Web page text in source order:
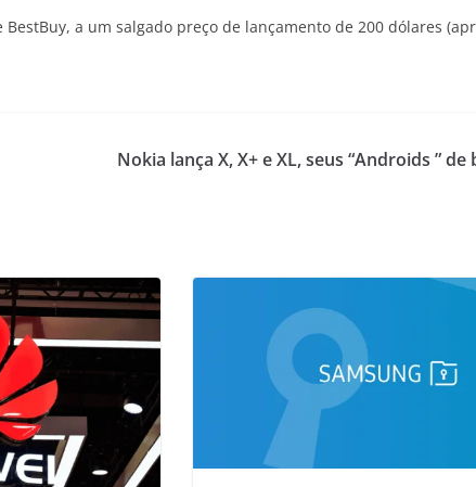
a um salgado preço de lançamento de 200 dólares
Nokia lança X, X+ e XL, seus “Androids ”